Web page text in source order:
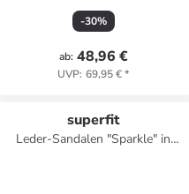
-30%
ab: 48,96 €
UVP: 69,95 €*
superfit
Leder-Sandalen "Sparkle" in